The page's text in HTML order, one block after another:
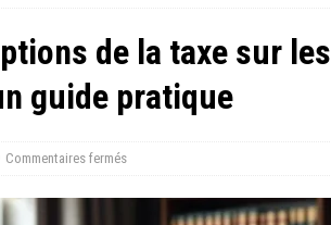
de la taxe sur les
guide pratique
Commentaires fermés